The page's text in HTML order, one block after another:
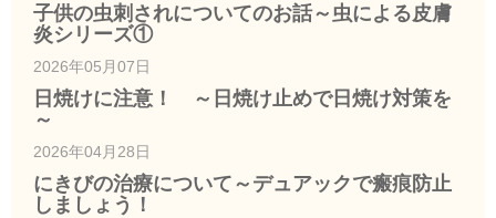
子供の虫刺されについてのお話～虫による皮膚
炎シリーズ①
2026年05月07日
日焼けに注意！ ～日焼け止めで日焼け対策を
～
2026年04月28日
にきびの治療について～デュアックで瘢痕防止
しましょう！